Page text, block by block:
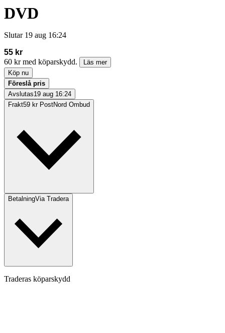
DVD
Slutar 19 aug 16:24
55 kr
60 kr med köparskydd.
Läs mer
Köp nu
Föreslå pris
Avslutas19 aug 16:24
Frakt59 kr PostNord Ombud
BetalningVia Tradera
Traderas köparskydd